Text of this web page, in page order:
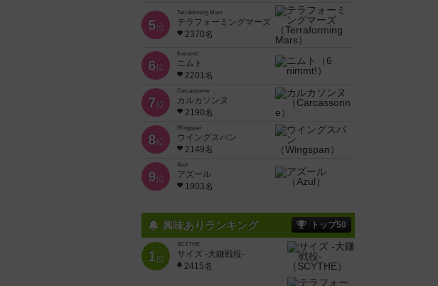
5位
Terraforming Mars
テラフォーミングマーズ
2370名
6位
6 nimmt!
ニムト
2201名
7位
Carcassonne
カルカソンヌ
2190名
8位
Wingspan
ウイングスパン
2149名
9位
Azul
アズール
1903名
興味ありランキング トップ50
1位
SCYTHE
サイズ -大鎌戦役-
2415名